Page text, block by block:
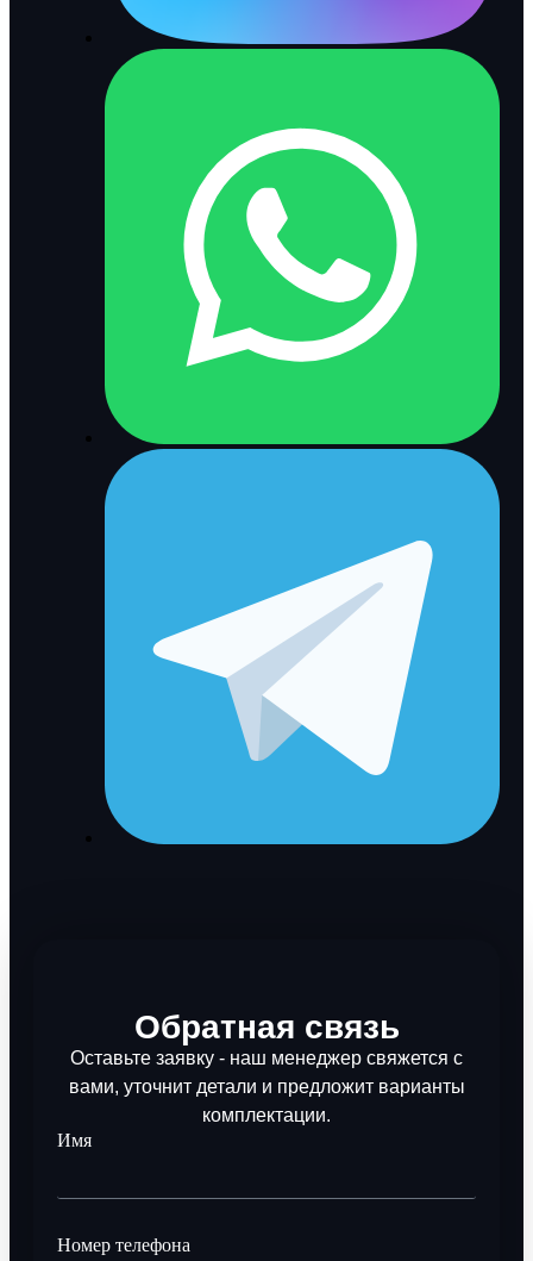
Обратная связь
Оставьте заявку - наш менеджер свяжется с
вами, уточнит детали и предложит варианты
комплектации.
Имя
Номер телефона